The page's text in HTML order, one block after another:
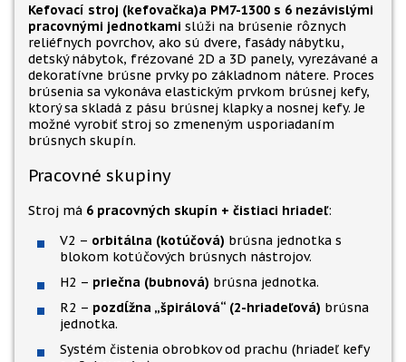
Kefovací stroj (kefovačka)a PM7-1300 s 6 nezávislými
pracovnými jednotkami slúži na brúsenie rôznych
reliéfnych povrchov, ako sú dvere, fasády nábytku,
detský nábytok, frézované 2D a 3D panely, vyrezávané a
dekoratívne brúsne prvky po základnom nátere. Proces
brúsenia sa vykonáva elastickým prvkom brúsnej kefy,
ktorý sa skladá z pásu brúsnej klapky a nosnej kefy. Je
možné vyrobiť stroj so zmeneným usporiadaním
brúsnych skupín.
Pracovné skupiny
Stroj má 6 pracovných skupín + čistiaci hriadeľ:
V2 – orbitálna (kotúčová) brúsna jednotka s
blokom kotúčových brúsnych nástrojov.
H2 – priečna (bubnová) brúsna jednotka.
R2 – pozdĺžna „špirálová“ (2-hriadeľová) brúsna
jednotka.
Systém čistenia obrobkov od prachu (hriadeľ kefy